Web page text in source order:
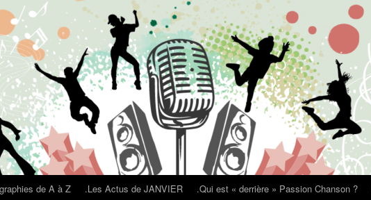
de A à Z .Les Actus de JANVIER .Qui est « derrière » Passion Chanson ?